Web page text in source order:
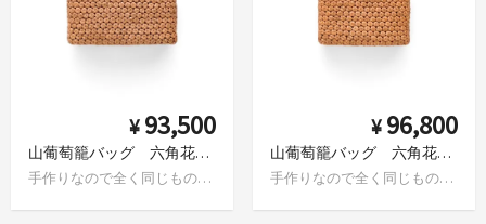
¥ 93,500
山葡萄籠バッグ 六角花編み
手作りなので全く同じものはありません
¥ 96,800
山葡萄籠バッグ 六角花編み かぶせ蓋
手作りなので全く同じものはありません